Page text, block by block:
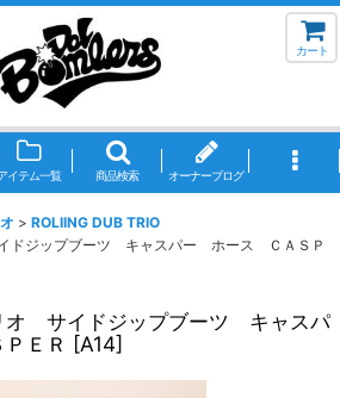
カート
イテム一覧 商品検索 オーナーブログ
> ROLIING DUB TRIO
ドジップブーツ キャスパー ホース ＣＡＳＰ
オ サイドジップブーツ キャスパ
ＥＲ [A14]